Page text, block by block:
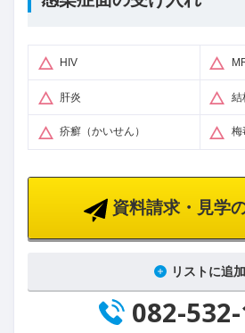
HIV
肝炎 結
疥癬（かいせん） 梅
資料請求・見学
リストに追加
082-532-